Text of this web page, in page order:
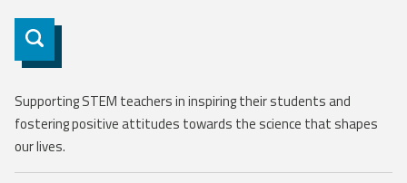
Subscribe
Supporting STEM teachers in inspiring their students and
fostering positive attitudes towards the science that shapes
our lives.